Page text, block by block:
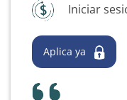
Iniciar
Aplica ya